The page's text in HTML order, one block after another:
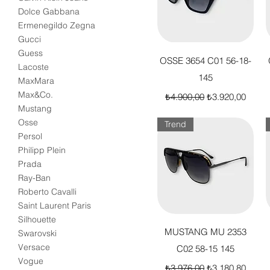
Dolce Gabbana
Ermenegildo Zegna
Gucci
Guess
Lacoste
MaxMara
Max&Co.
Mustang
Osse
Persol
Philipp Plein
Prada
Ray-Ban
Roberto Cavalli
Saint Laurent Paris
Silhouette
Swarovski
Versace
Vogue
Hızlı Bakış
OSSE 3654 C01 56-18-
145
Normal Fiyat
₺4.900,00 İndirimli Fiyat
₺3.920,00
Hızlı Bakış
Trend
MUSTANG MU 2353
C02 58-15 145
Normal Fiyatİndirimli Fiyat